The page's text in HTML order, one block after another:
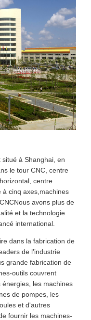
situé à Shanghai, en
le tour CNC, centre
centre
cinq axes,machines
avons plus de
et la technologie
international.
dans la fabrication de
de l'industrie
grande fabrication de
outils couvrent
les machines
de pompes, les
et d'autres
fournir les machines-